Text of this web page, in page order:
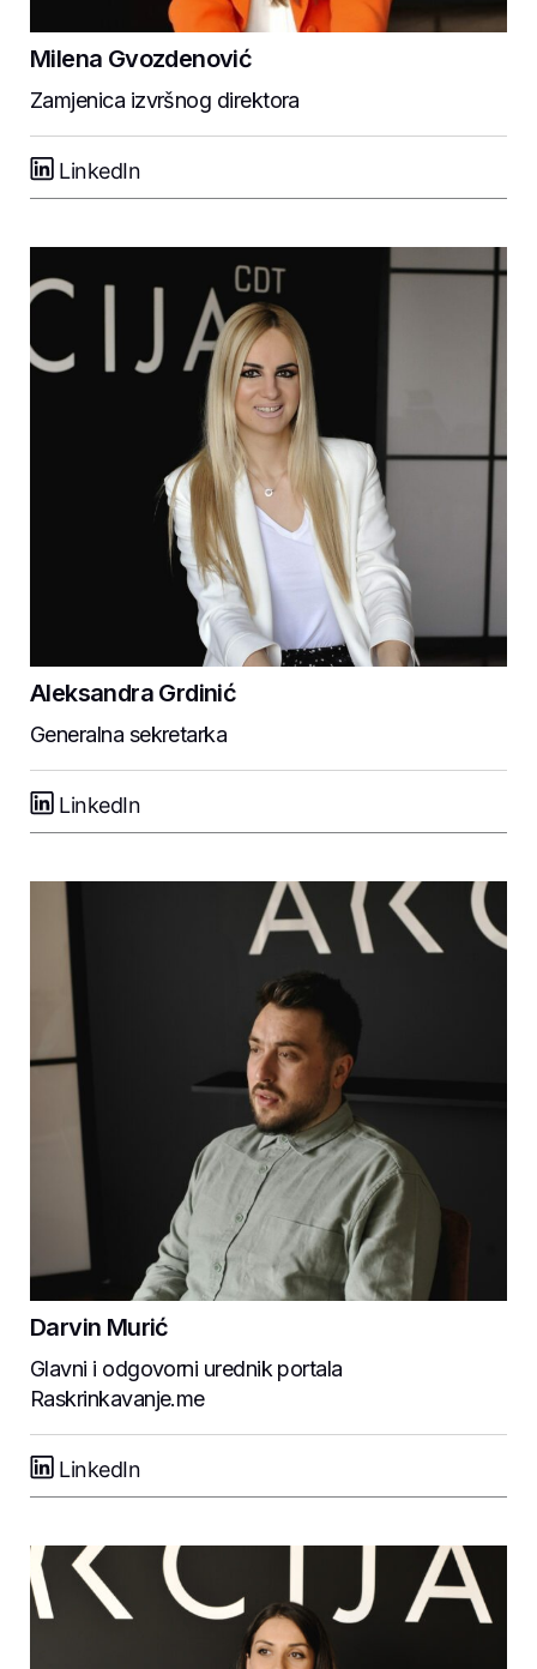
Milena Gvozdenović
Zamjenica izvršnog direktora
LinkedIn
Aleksandra Grdinić
Generalna sekretarka
LinkedIn
Darvin Murić
Glavni i odgovorni urednik portala
Raskrinkavanje.me
LinkedIn